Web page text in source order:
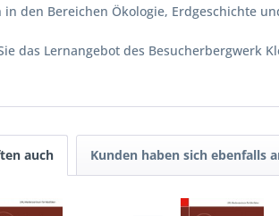
den Bereichen Ökologie, Erdgeschichte
das Lernangebot des Besucherbergwerk
auch Kunden haben sich ebenfalls